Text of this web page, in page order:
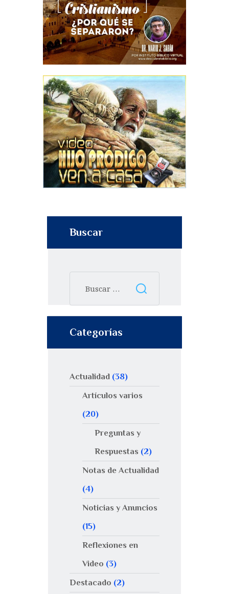
Buscar
Categorías
Actualidad (38)
Artículos varios
(20)
Preguntas y
Respuestas (2)
Notas de Actualidad
(4)
Noticias y Anuncios
(15)
Reflexiones en
Video (3)
Destacado (2)